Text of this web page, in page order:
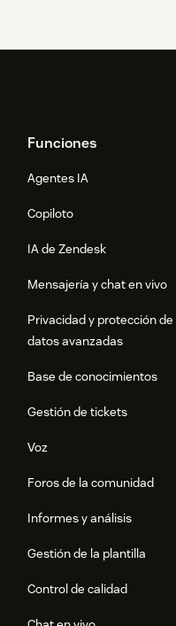
Funciones
Agentes IA
Copiloto
IA de Zendesk
Mensajería y chat en vivo
Privacidad y protección de
datos avanzadas
Base de conocimientos
Gestión de tickets
Voz
Foros de la comunidad
Informes y análisis
Gestión de la plantilla
Control de calidad